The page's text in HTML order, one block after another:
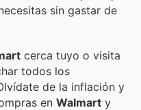
sin gastar de
cerca tuyo o visita
todos los
de la inflación y
en Walmart y